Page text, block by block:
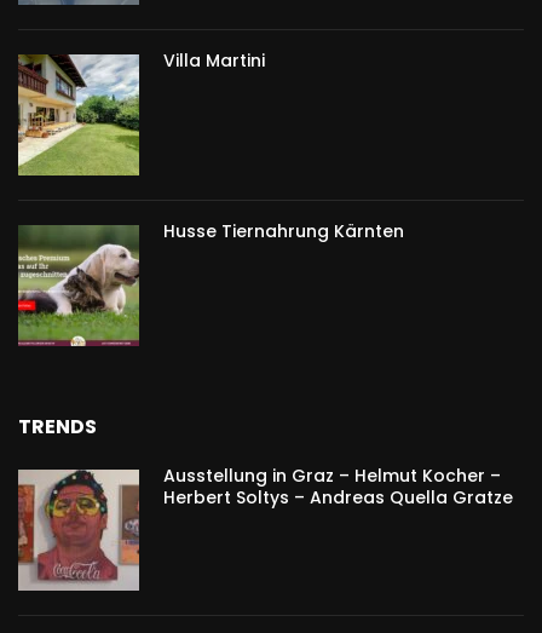
Villa Martini
Husse Tiernahrung Kärnten
TRENDS
Ausstellung in Graz – Helmut Kocher –
Herbert Soltys – Andreas Quella Gratze